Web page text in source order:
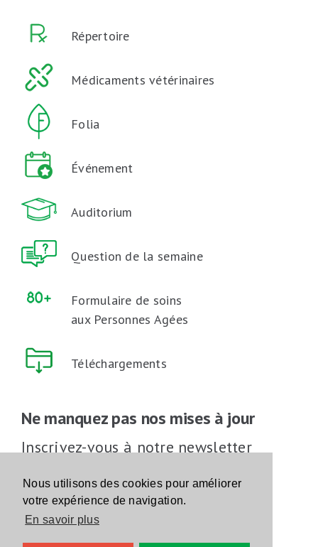
Nous utilisons des cookies pour améliorer
votre expérience de navigation.
En savoir plus
Répertoire
Médicaments vétérinaires
Folia
Événement
Auditorium
Question de la semaine
Formulaire de soins
aux Personnes Agées
Téléchargements
Ne manquez pas nos mises à jour
Inscrivez-vous à notre newsletter
Inscrivez-vous
Suivez-nous sur les réseaux sociaux